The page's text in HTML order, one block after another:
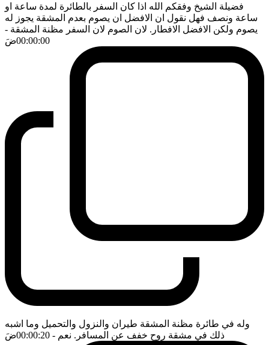
فضيلة الشيخ وفقكم الله اذا كان السفر بالطائرة لمدة ساعة او
ساعة ونصف فهل نقول ان الافضل ان يصوم بعدم المشقة يجوز له
يصوم ولكن الافضل الافطار. لان الصوم لان السفر مظنة المشقة -
00:00:00ضَ
وله في طائرة مظنة المشقة طيران والنزول والتحميل وما اشبه
ذلك في مشقة روح خفف عن المسافر. نعم - 00:00:20 ضَ